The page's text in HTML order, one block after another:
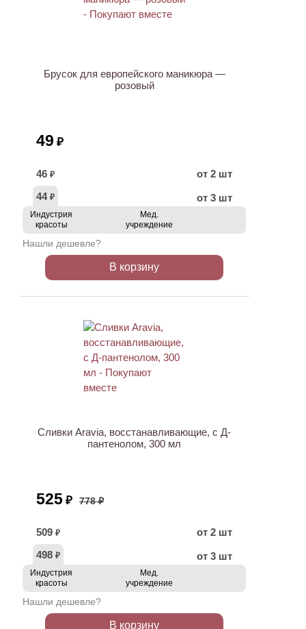
Брусок для европейского маникюра —
розовый
49 ₽
46 ₽
от 2 шт
44 ₽ от 3 шт
Индустрия
красоты
Мед.
учреждение
Нашли дешевле?
В корзину
Сливки Aravia, восстанавливающие, с Д-
пантенолом, 300 мл
525 ₽ 778 ₽
509 ₽
от 2 шт
498 ₽ от 3 шт
Индустрия
красоты
Мед.
учреждение
Нашли дешевле?
В корзину